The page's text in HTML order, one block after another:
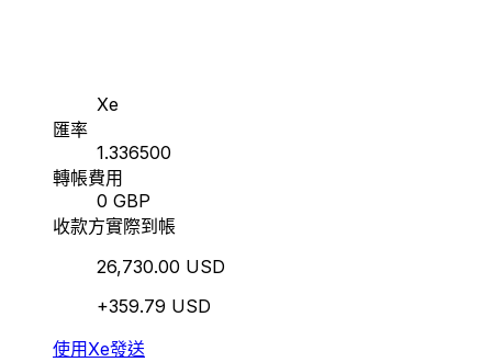
Xe
匯率
1.336500
轉帳費用
0 GBP
收款方實際到帳
26,730.00 USD
+359.79 USD
使用Xe發送